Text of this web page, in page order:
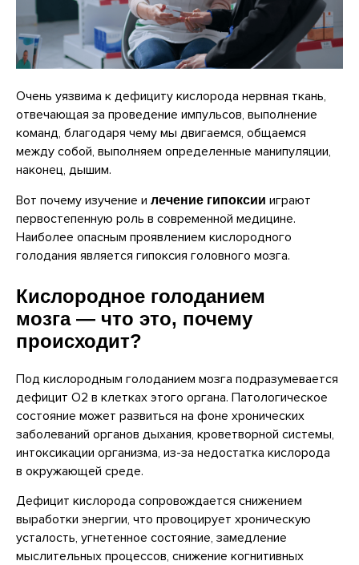
Очень уязвима к дефициту кислорода нервная ткань,
отвечающая за проведение импульсов, выполнение
команд, благодаря чему мы двигаемся, общаемся
между собой, выполняем определенные манипуляции,
наконец, дышим.
Вот почему изучение и лечение гипоксии играют
первостепенную роль в современной медицине.
Наиболее опасным проявлением кислородного
голодания является гипоксия головного мозга.
Кислородное голоданием
мозга — что это, почему
происходит?
Под кислородным голоданием мозга подразумевается
дефицит О2 в клетках этого органа. Патологическое
состояние может развиться на фоне хронических
заболеваний органов дыхания, кроветворной системы,
интоксикации организма, из-за недостатка кислорода
в окружающей среде.
Дефицит кислорода сопровождается снижением
выработки энергии, что провоцирует хроническую
усталость, угнетенное состояние, замедление
мыслительных процессов, снижение когнитивных